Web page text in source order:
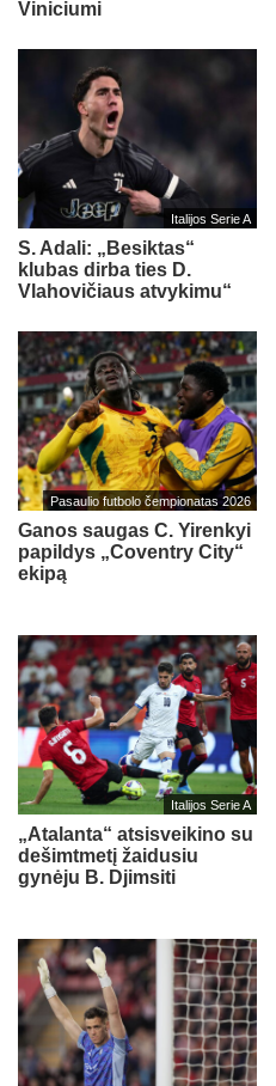
Viniciumi
Italijos Serie A
S. Adali: „Besiktas“
klubas dirba ties D.
Vlahovičiaus atvykimu“
Pasaulio futbolo čempionatas 2026
Ganos saugas C. Yirenkyi
papildys „Coventry City“
ekipą
Italijos Serie A
„Atalanta“ atsisveikino su
dešimtmetį žaidusiu
gynėju B. Djimsiti